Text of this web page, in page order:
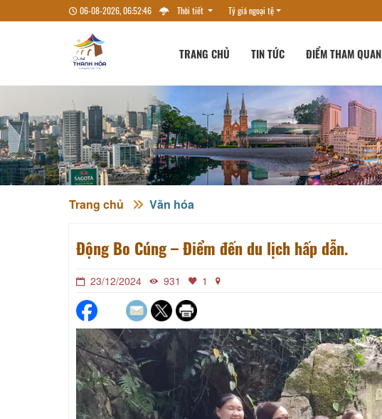
06-08-2026, 06:52:47 Thời tiết Tỷ giá ngoại tệ
TRANG CHỦ TIN TỨC ĐIỂM THAM QUAN
Trang chủ Văn hóa
Động Bo Cúng – Điểm đến du lịch hấp dẫn.
23/12/2024 931 1